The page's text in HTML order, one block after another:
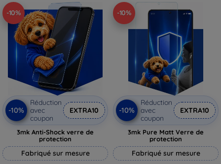
-10%
-10%
Réduction
avec
coupon
EXTRA10
3mk Anti-Shock verre de
protection
Fabriqué sur mesure
-10%
-10%
Réduction
avec
coupon
EXTRA10
3mk Pure Matt Verre de
protection
Fabriqué sur mesure